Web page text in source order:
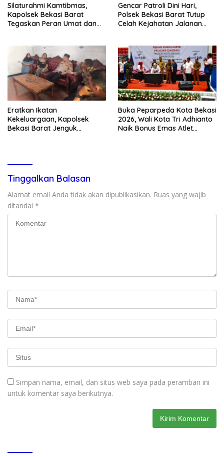
Silaturahmi Kamtibmas,
Kapolsek Bekasi Barat
Tegaskan Peran Umat dan
Gencar Patroli Dini Hari,
Polsek Bekasi Barat Tutup
Celah Kejahatan Jalanan
Eratkan Ikatan
Kekeluargaan, Kapolsek
Bekasi Barat Jenguk
Buka Peparpeda Kota Bekasi
2026, Wali Kota Tri Adhianto
Naik Bonus Emas Atlet
Tinggalkan Balasan
Alamat email Anda tidak akan dipublikasikan. Ruas yang wajib
ditandai *
Simpan nama, email, dan situs web saya pada peramban ini
untuk komentar saya berikutnya.